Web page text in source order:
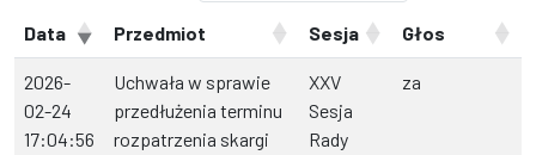
Data Przedmiot Sesja Głos
2026-
02-24
17:04:56
Uchwała w sprawie
przedłużenia terminu
rozpatrzenia skargi
XXV
Sesja
Rady
za